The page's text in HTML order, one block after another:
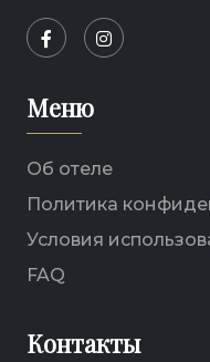
Меню
Об отеле
Политика
Условия
FAQ
Контакты